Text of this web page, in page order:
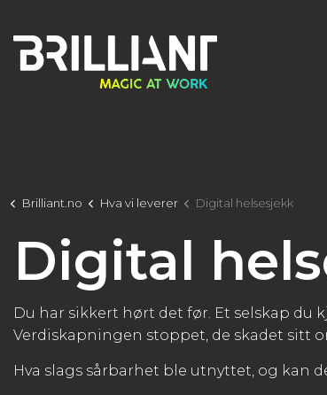
Brilliant.no Hva vi leverer Digital helsesjekk
Digital
Du har sikkert hørt det før. Et selskap du
Verdiskapningen stoppet, de skadet sitt
Hva slags sårbarhet ble utnyttet, og kan